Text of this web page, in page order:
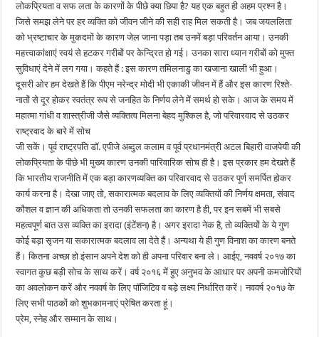
लोकप्रियता व सफ लता के कारणों के पीछे क्या छिपा है? यह एक बहुत ही अहम प्रश्न है।
जिसे समझ लेने पर हर व्यक्ति को जीवन जीने की सही राह मिल सकती है। जब जयललिता
को भ्रष्टाचार के मुकदमों के कारण जेल जाना पड़ा तब उनमें बड़ा परिवर्तन आया। उनकी
महत्त्वाकांक्षाएं स्वयं से हटकर गरीबों पर केन्द्रित हो गई। उनका सारा ध्यान गरीबों को मुफ्त
सुविधाएं देने में लग गया। कहते हैं : इस कारण तमिलनाडु का खजाना खाली भी हुआ।
दूसरी ओर हम देखते हैं कि पीएम नरेन्द्र मोदी भी एकाकी जीवन में हैं और इस कारण रिश्ते-
नातों से दूर होकर स्वतंत्र रूप से जनहित के निर्णय लेने में समर्थ हो सके। आज के समय में
महात्मा गांधी व शास्त्रीजी जैसे व्यक्तित्व मिलना बेहद मुश्किल है, जो परिवारवाद से उठकर
राष्ट्रवाद के बारे में सोच
जी सकें। पूर्व राष्ट्रपति डॉ. एपीजे अब्दुल कलाम व पूर्व प्रधानमंत्री अटल बिहारी वाजपेयी की
लोकप्रियता के पीछे भी मुख्य कारण उनकी पारिवारिक सोच ही है। इस प्रकार हम देखते हैं
कि भारतीय राजनीति में एक बड़ा कारणव्यक्ति का परिवारवाद से उठकर पूर्ण समर्पित होकर
कार्य करना है। देखा जाए तो, सकारात्मक बदलाव के लिए व्यक्तियों की निर्णय क्षमता, संवाद
कौशल व ज्ञान की अधिकता तो उनकी सफलता का कारण है ही, पर इन सबमें भी सबसे
महत्वपूर्ण बात उस व्यक्ति का इरादा (इंटेंशन) है। अगर इरादा नेक है, तो व्यक्तियों के ये गुण
कोई बड़ा सृजन या सकारात्मक बदलाव ला देते हैं। अन्यथा ये ही गुण विनाश का कारण बनते
हैं। कितना अच्छा हो इंसान अपने देश को ही अपना परिवार बना ले। आईए, नववर्ष २०१७ का
स्वागत कुछ बड़ी सोच के साथ करें। वर्ष २०१६ में हुए अनुभव के आधार पर अपनी कमजोरियों
का अवलोकन करें और नववर्ष के लिए पॉजिटिव व बड़े लक्ष्य निर्धारित करें। नववर्ष २०१७ के
लिए सभी पाठकों को शुभकामनाएं प्रेषित करता हूं।
प्रेम, स्नेह और सम्मान के साथ।